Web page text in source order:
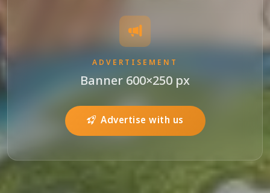
ADVERTISEMENT
Banner 600×250 px
Advertise with us